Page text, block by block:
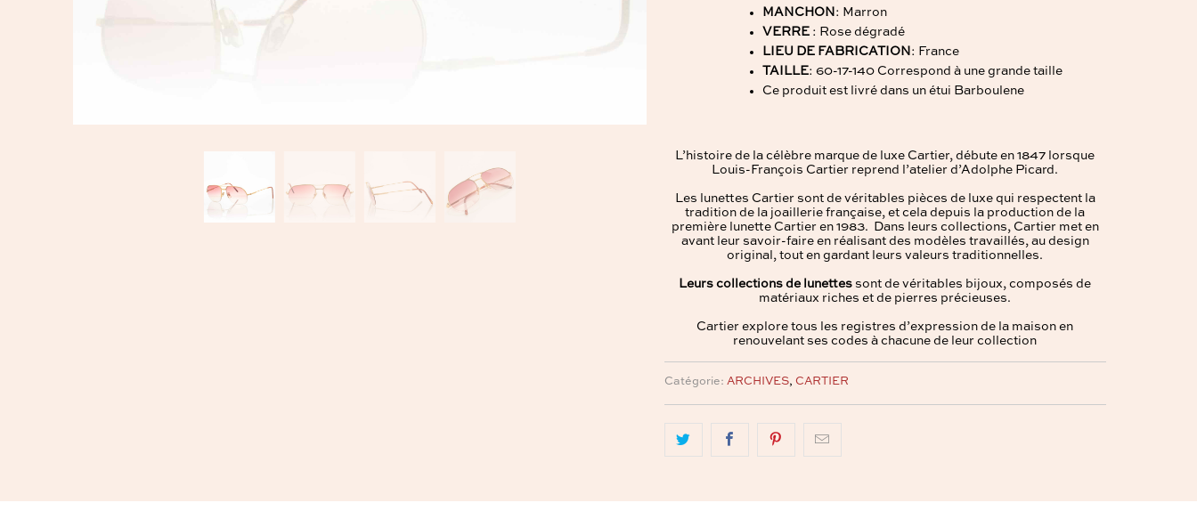
MANCHON : Marron
VERRE: Rose dégradé
LIEU DE FABRICATION : France
TAILLE: 60-17-140 Correspond à une grande taille
Ce produit est livré dans un étui Barboulene
L’histoire de la célèbre marque de luxe Cartier, débute en 1847 lorsque
Louis-François Cartier reprend l’atelier d’Adolphe Picard.
Les lunettes Cartier sont de véritables pièces de luxe qui respectent la
tradition de la joaillerie française, et cela depuis la production de la
première lunette Cartier en 1983. Dans leurs collections, Cartier met en
avant leur savoir-faire en réalisant des modèles travaillés, au design
original, tout en gardant leurs valeurs traditionnelles.
Leurs collections de lunettes sont de véritables bijoux, composés de
matériaux riches et de pierres précieuses.
Cartier explore tous les registres d’expression de la maison en
renouvelant ses codes à chacune de leur collection
Catégorie: ARCHIVES, CARTIER